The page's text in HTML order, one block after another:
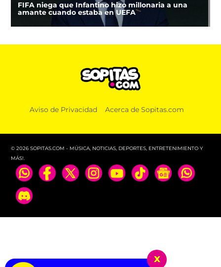
FIFA niega que Infantino hizo millonaria a una
amante cuando estaba en UEFA
Aviso de Privacidad Acerca de Sopitas.com
© 2026 SOPITAS.COM - MÚSICA, NOTICIAS, DEPORTES, ENTRETENIMIENTO Y
MÁS!.
x